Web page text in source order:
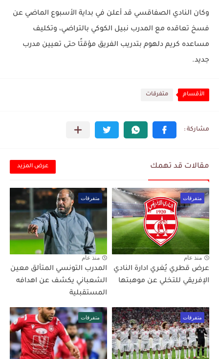
وكان النادي الصفاقسي قد أعلن في بداية الأسبوع الماضي عن
فسخ تعاقده مع المدرب نبيل الكوكي بالتراضي، وتكليف
مساعده كريم دلهوم بتدريب الفريق مؤقتًا حتى تعيين مدرب
جديد.
الأقسام متفرقات
مقالات قد تهمك عرض المزيد
متفرقات
منذ عام
عرض قطري يُغري ادارة النادي
الإفريقي للتخلي عن موهبتها
متفرقات
منذ عام
المدرب التونسي المتألق معين
الشعباني يكشف عن اهدافه
المستقبلية
متفرقات متفرقات